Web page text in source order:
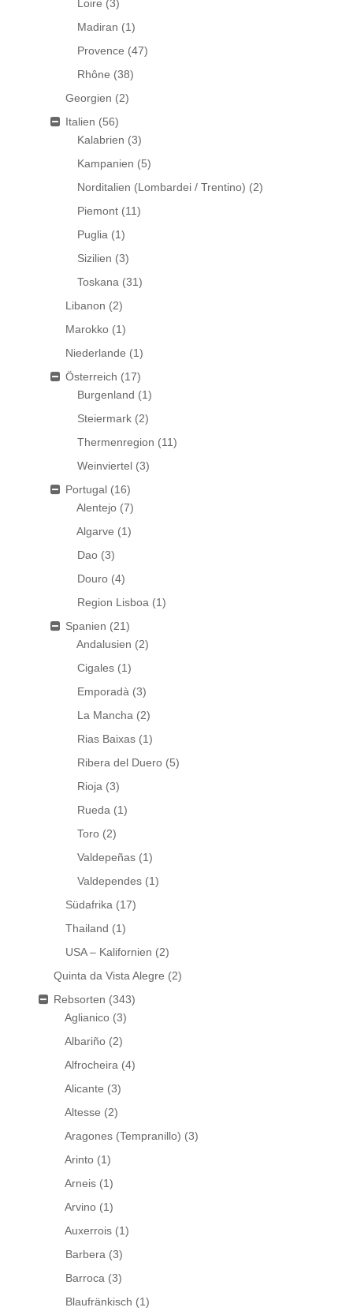
Loire (3)
Madiran (1)
Provence (47)
Rhône (38)
Georgien (2)
Italien (56)
Kalabrien (3)
Kampanien (5)
Norditalien (Lombardei / Trentino) (2)
Piemont (11)
Puglia (1)
Sizilien (3)
Toskana (31)
Libanon (2)
Marokko (1)
Niederlande (1)
Österreich (17)
Burgenland (1)
Steiermark (2)
Thermenregion (11)
Weinviertel (3)
Portugal (16)
Alentejo (7)
Algarve (1)
Dao (3)
Douro (4)
Region Lisboa (1)
Spanien (21)
Andalusien (2)
Cigales (1)
Emporadà (3)
La Mancha (2)
Rias Baixas (1)
Ribera del Duero (5)
Rioja (3)
Rueda (1)
Toro (2)
Valdepeñas (1)
Valdependes (1)
Südafrika (17)
Thailand (1)
USA – Kalifornien (2)
Quinta da Vista Alegre (2)
Rebsorten (343)
Aglianico (3)
Albariño (2)
Alfrocheira (4)
Alicante (3)
Altesse (2)
Aragones (Tempranillo) (3)
Arinto (1)
Arneis (1)
Arvino (1)
Auxerrois (1)
Barbera (3)
Barroca (3)
Blaufränkisch (1)